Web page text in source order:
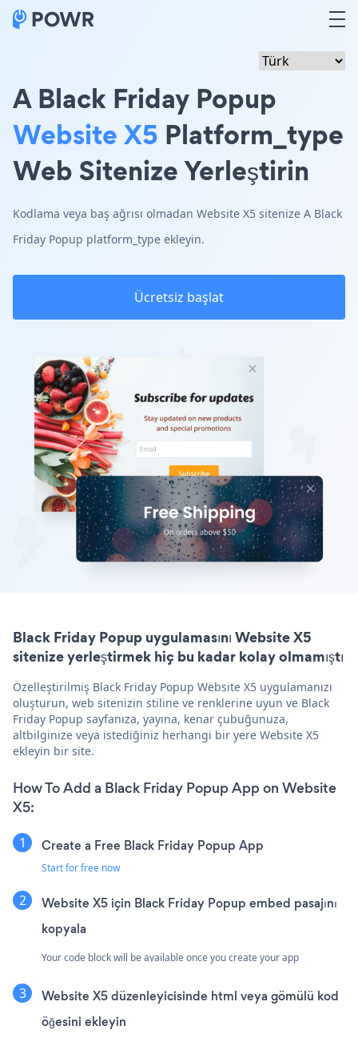
A Black Friday Popup
Website X5 Platform_type
Web Sitenize Yerleştirin
Kodlama veya baş ağrısı olmadan Website X5 sitenize A Black
Friday Popup platform_type ekleyin.
Ücretsiz başlat
Black Friday Popup uygulamasını Website X5
sitenize yerleştirmek hiç bu kadar kolay olmamıştı
Özelleştirilmiş Black Friday Popup Website X5 uygulamanızı
oluşturun, web sitenizin stiline ve renklerine uyun ve Black
Friday Popup sayfanıza, yayına, kenar çubuğunuza,
altbilginize veya istediğiniz herhangi bir yere Website X5
ekleyin bir site.
How To Add a Black Friday Popup App on Website
X5:
Create a Free Black Friday Popup App
Start for free now
Website X5 için Black Friday Popup embed pasajını
kopyala
Your code block will be available once you create your app
Website X5 düzenleyicisinde html veya gömülü kod
öğesini ekleyin